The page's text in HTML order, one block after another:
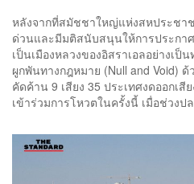
หลังจากที่สมัชชาใหญ่แห่งสหประชาช
ด่วนและมีมติสนับสนุนให้การประกาศ
เป็นเมืองหลวงของอิสราเอลอย่างเป็
ผูกพันทางกฎหมาย (Null and Void) ด้
คัดค้าน 9 เสียง 35 ประเทศงดออกเสี
เข้าร่วมการโหวตในครั้งนี้ เมื่อช่วง